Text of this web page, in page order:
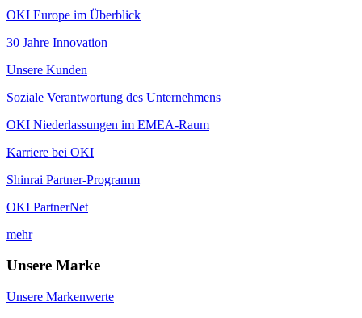
OKI Europe im Überblick
30 Jahre Innovation
Unsere Kunden
Soziale Verantwortung des Unternehmens
OKI Niederlassungen im EMEA-Raum
Karriere bei OKI
Shinrai Partner-Programm
OKI PartnerNet
mehr
Unsere Marke
Unsere Markenwerte